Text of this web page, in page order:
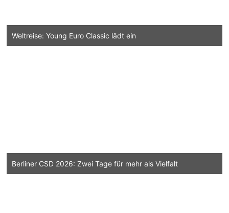
Weltreise: Young Euro Classic lädt ein
Berliner CSD 2026: Zwei Tage für mehr als Vielfalt